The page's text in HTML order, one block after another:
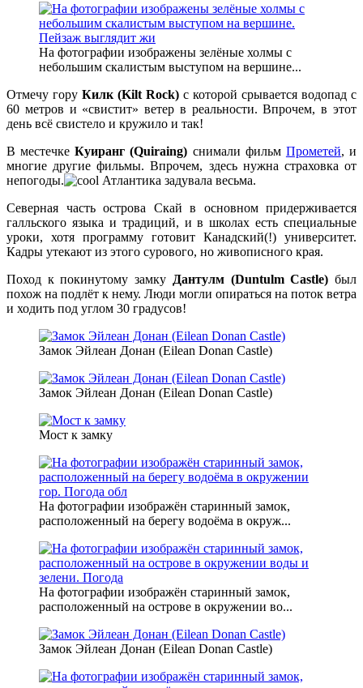
На фотографии изображены зелёные холмы с
небольшим скалистым выступом на вершине...
Отмечу гору Килк (Kilt Rock) с которой срывается водопад с
60 метров и «свистит» ветер в реальности. Впрочем, в этот
день всё свистело и кружило и так!
В местечке Куиранг (Quiraing) снимали фильм Прометей, и
многие другие фильмы. Впрочем, здесь нужна страховка от
непогоды.
Атлантика задувала весьма.
Северная часть острова Скай в основном придерживается
галльского языка и традиций, и в школах есть специальные
уроки, хотя программу готовит Канадский(!) университет.
Кадры утекают из этого сурового, но живописного края.
Поход к покинутому замку Дантулм (Duntulm Castle)был
похож на подлёт к нему. Люди могли опираться на поток ветра
и ходить под углом 30 градусов!
Замок Эйлеан Донан (Eilean Donan Castle)
Замок Эйлеан Донан (Eilean Donan Castle)
Мост к замку
На фотографии изображён старинный замок,
расположенный на берегу водоёма в окруж...
На фотографии изображён старинный замок,
расположенный на острове в окружении во...
Замок Эйлеан Донан (Eilean Donan Castle)